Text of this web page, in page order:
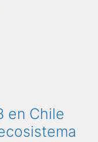
en Chile